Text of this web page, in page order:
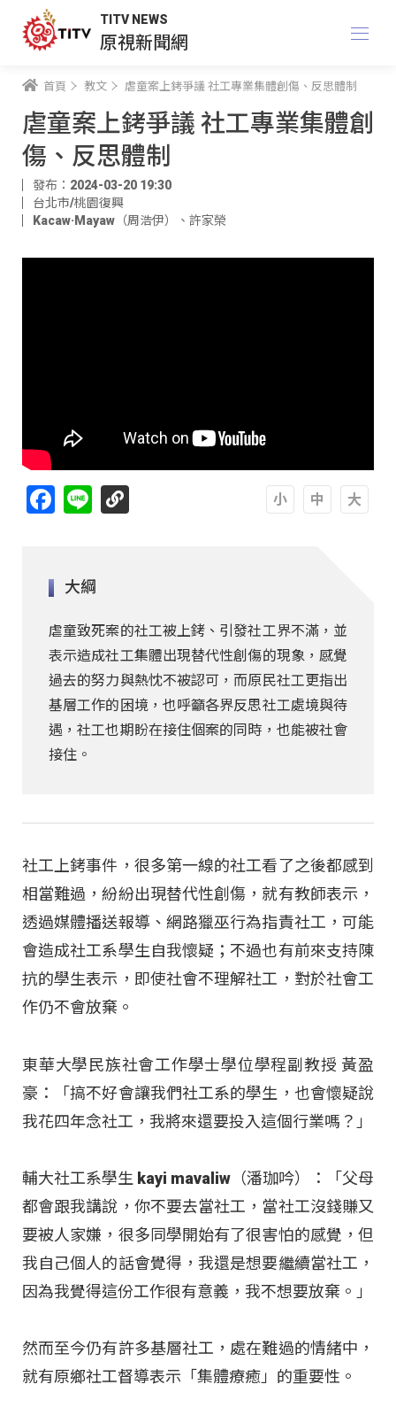
TITV NEWS
原視新聞網
首頁 教文 虐童案上銬爭議 社工專業集體創傷、反思體制
虐童案上銬爭議 社工專業集體創
傷、反思體制
發布：2024-03-20 19:30
台北市/桃園復興
Kacaw·Mayaw（周浩伊）
、 許家榮
Facebook
Line
大綱
虐童致死案的社工被上銬、引發社工界不滿，並
表示造成社工集體出現替代性創傷的現象，感覺
過去的努力與熱忱不被認可，而原民社工更指出
基層工作的困境，也呼籲各界反思社工處境與待
遇，社工也期盼在接住個案的同時，也能被社會
接住。
社工上銬事件，很多第一線的社工看了之後都感到
相當難過，紛紛出現替代性創傷，就有教師表示，
透過媒體播送報導、網路獵巫行為指責社工，可能
會造成社工系學生自我懷疑；不過也有前來支持陳
抗的學生表示，即使社會不理解社工，對於社會工
作仍不會放棄。
東華大學民族社會工作學士學位學程副教授 黃盈
豪：「搞不好會讓我們社工系的學生，也會懷疑說
我花四年念社工，我將來還要投入這個行業嗎？」
輔大社工系學生 kayi mavaliw（潘珈吟）：「父母
都會跟我講說，你不要去當社工，當社工沒錢賺又
要被人家嫌，很多同學開始有了很害怕的感覺，但
我自己個人的話會覺得，我還是想要繼續當社工，
因為我覺得這份工作很有意義，我不想要放棄。」
然而至今仍有許多基層社工，處在難過的情緒中，
就有原鄉社工督導表示「集體療癒」的重要性。